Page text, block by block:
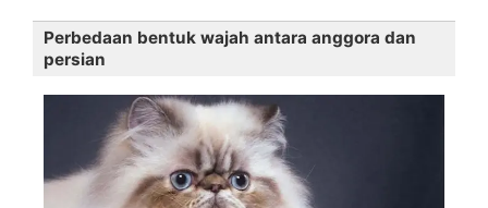
Perbedaan bentuk wajah antara anggora dan
persian